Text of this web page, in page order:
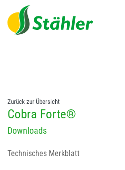
string(78) "Test 12 {FONT:12} //
asdfW134 245 34" string(62) "Test 12
123 dfasdf asdfW134 245 34"
Zurück zur Übersicht
Cobra Forte®
Downloads
Technisches Merkblatt